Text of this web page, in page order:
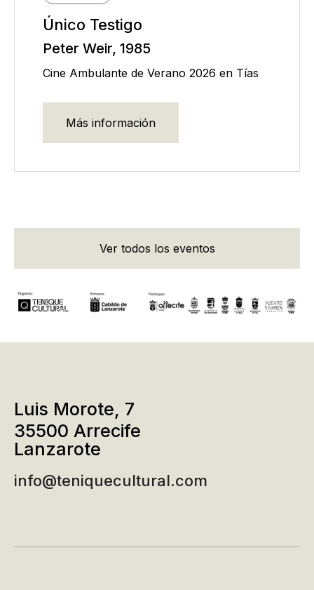
Único Testigo
Peter Weir, 1985
Cine Ambulante de Verano 2026 en Tías
Más información
Ver todos los eventos
Luis Morote, 7
35500 Arrecife
Lanzarote
info@teniquecultural.com